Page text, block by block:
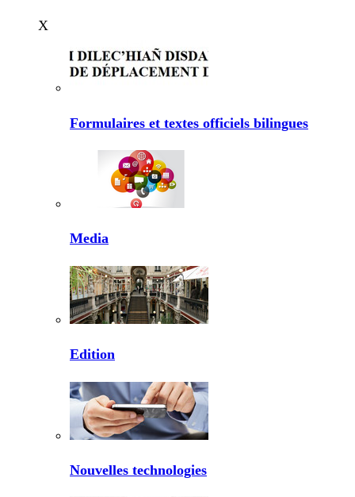
X
Formulaires et textes officiels bilingues
Media
Edition
Nouvelles technologies